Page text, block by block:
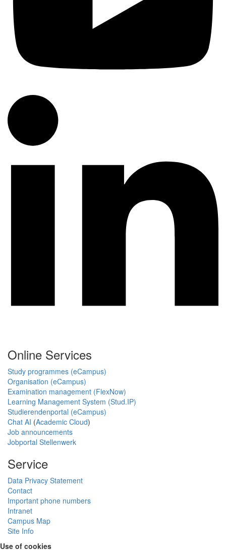
Online Services
Study programmes (eCampus)
Organisation (eCampus)
Examination management (FlexNow)
Learning Management System (Stud.IP)
Studierendenportal (eCampus)
Chat AI (Academic Cloud)
Job announcements
Jobportal Stellenwerk
Service
Data Privacy Statement
Contact
Important phone numbers
Intranet
Campus Map
Site Info
Use of cookies